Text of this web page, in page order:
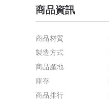
商品資訊
商品材質
製造方式
商品產地
庫存
商品排行